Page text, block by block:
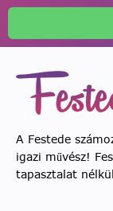
A Festede
igazi művész!
tapasztalat